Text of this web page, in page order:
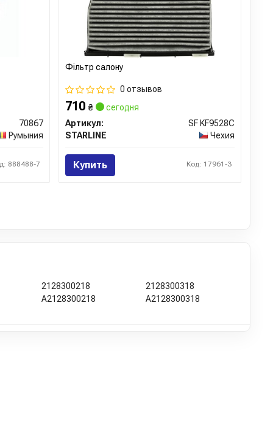
70867
Румыния
888488-7
Фiльтр салону
0 отзывов
710₴
сегодня
Артикул:
SF KF9528C
STARLINE
Чехия
Купить Код: 17961-3
2128300218
2128300318
A2128300218
A2128300318